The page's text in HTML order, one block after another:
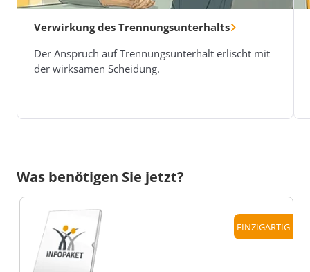
Verwirkung des Trennungsunterhalts
Der Anspruch auf Trennungsunterhalt erlischt mit
der wirksamen Scheidung.
Was benötigen Sie jetzt?
EINZIGARTIG